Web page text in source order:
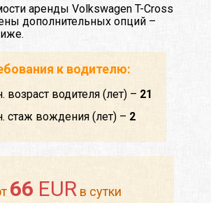
аренды Volkswagen T-Cross
дополнительных опций –
к водителю:
возраст водителя (лет) – 21
стаж вождения (лет) – 2
66 EUR в сутки